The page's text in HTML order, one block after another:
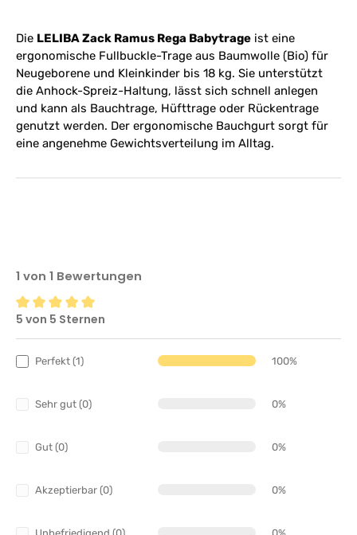
Die LELIBA Zack Ramus Rega Babytrage ist eine
ergonomische Fullbuckle-Trage aus Baumwolle (Bio) für
Neugeborene und Kleinkinder bis 18 kg. Sie unterstützt
die Anhock-Spreiz-Haltung, lässt sich schnell anlegen
und kann als Bauchtrage, Hüfttrage oder Rückentrage
genutzt werden. Der ergonomische Bauchgurt sorgt für
eine angenehme Gewichtsverteilung im Alltag.
1 von 1 Bewertungen
Durchschnittliche Bewertung von 5 von 5 Sternen
5 von 5 Sternen
Perfekt (1) 100%
Sehr gut (0) 0%
Gut (0) 0%
Akzeptierbar (0) 0%